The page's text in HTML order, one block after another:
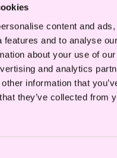
content and ads,
features and to analyse
about your use of
and analytics
information that
they’ve collected from
advokat &
Global Corporate
Shearman